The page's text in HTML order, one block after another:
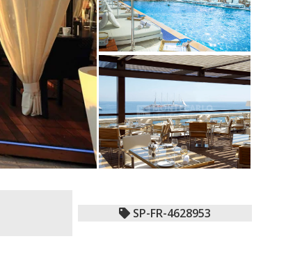
SP-FR-4628953